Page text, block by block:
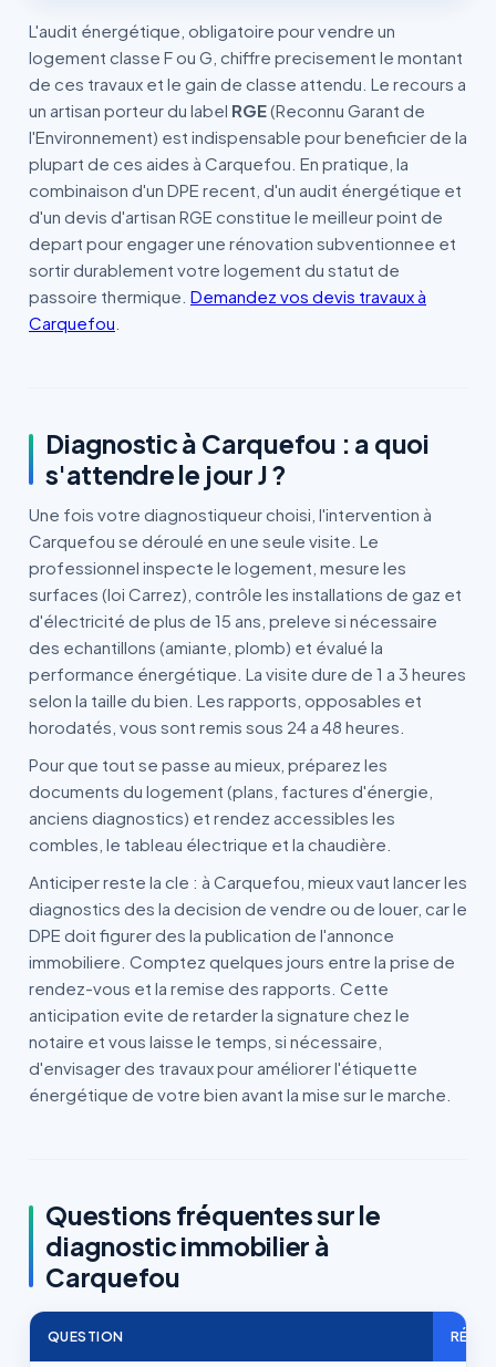
L'audit énergétique, obligatoire pour vendre un
logement classe F ou G, chiffre precisement le montant
de ces travaux et le gain de classe attendu. Le recours a
un artisan porteur du label RGE(Reconnu Garant de
l'Environnement) est indispensable pour beneficier de la
plupart de ces aides à Carquefou. En pratique, la
combinaison d'un DPE recent, d'un audit énergétique et
d'un devis d'artisan RGE constitue le meilleur point de
depart pour engager une rénovation subventionnee et
sortir durablement votre logement du statut de
passoire thermique. Demandez vos devis travaux à
Carquefou
Diagnostic à Carquefou : a quoi
s'attendre le jour J ?
Une fois votre diagnostiqueur choisi, l'intervention à
Carquefou se déroulé en une seule visite. Le
professionnel inspecte le logement, mesure les
surfaces (loi Carrez), contrôle les installations de gaz et
d'électricité de plus de 15 ans, preleve si nécessaire
des echantillons (amiante, plomb) et évalué la
performance énergétique. La visite dure de 1 a 3 heures
selon la taille du bien. Les rapports, opposables et
horodatés, vous sont remis sous 24 a 48 heures.
Pour que tout se passe au mieux, préparez les
documents du logement (plans, factures d'énergie,
anciens diagnostics) et rendez accessibles les
combles, le tableau électrique et la chaudière.
Anticiper reste la cle : à Carquefou, mieux vaut lancer les
diagnostics des la decision de vendre ou de louer, car le
DPE doit figurer des la publication de l'annonce
immobiliere. Comptez quelques jours entre la prise de
rendez-vous et la remise des rapports. Cette
anticipation evite de retarder la signature chez le
notaire et vous laisse le temps, si nécessaire,
d'envisager des travaux pour améliorer l'étiquette
énergétique de votre bien avant la mise sur le marche.
Questions fréquentes sur le
diagnostic immobilier à
Carquefou
QUESTION